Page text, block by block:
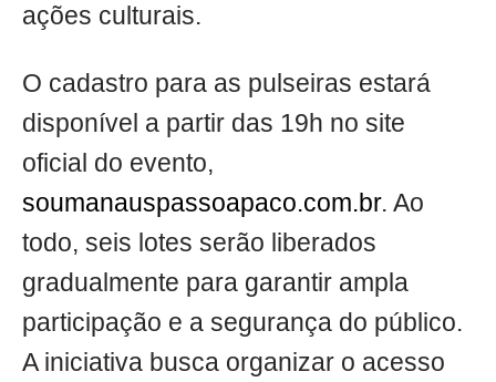
ações culturais.
O cadastro para as pulseiras estará
disponível a partir das 19h no site
oficial do evento,
soumanauspassoapaco.com.br. Ao
todo, seis lotes serão liberados
gradualmente para garantir ampla
participação e a segurança do público.
A iniciativa busca organizar o acesso